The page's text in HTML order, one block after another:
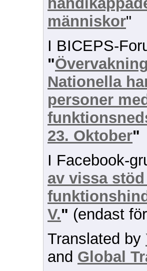
människor"
I BICEPS-
"
Nationella
personer
23. Oktober"
I Facebook-
av vissa
V." (endast
Translated by
and Global